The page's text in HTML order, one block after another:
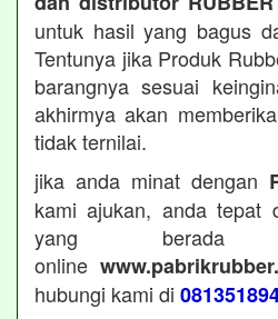
untuk hasil yang bagus
Tentunya jika Produk
barangnya sesuai
akhirmya akan
tidak ternilai.
jika anda minat dengan
kami ajukan, anda tepat
yang
online
hubungi kami di